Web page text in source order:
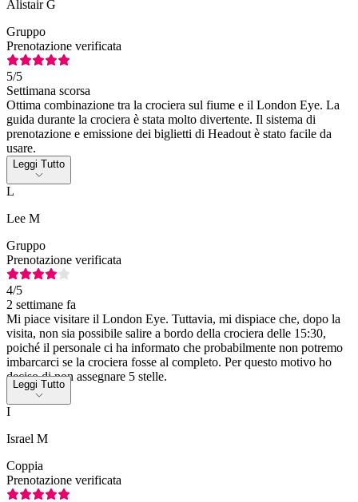
Alistair G
Gruppo
Prenotazione verificata
5/5
Settimana scorsa
Ottima combinazione tra la crociera sul fiume e il London Eye. La
guida durante la crociera è stata molto divertente. Il sistema di
prenotazione e emissione dei biglietti di Headout è stato facile da
usare.
Leggi Tutto
L
Lee M
Gruppo
Prenotazione verificata
4/5
2 settimane fa
Mi piace visitare il London Eye. Tuttavia, mi dispiace che, dopo la
visita, non sia possibile salire a bordo della crociera delle 15:30,
poiché il personale ci ha informato che probabilmente non potremo
imbarcarci se la crociera fosse al completo. Per questo motivo ho
deciso di non assegnare 5 stelle.
Leggi Tutto
I
Israel M
Coppia
Prenotazione verificata